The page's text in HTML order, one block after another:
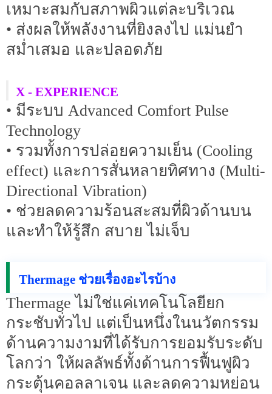
เหมาะสมกับสภาพผิวแต่ละบริเวณ
• ส่งผลให้พลังงานที่ยิงลงไป แม่นยำ
สม่ำเสมอ และปลอดภัย
X - EXPERIENCE
• มีระบบ Advanced Comfort Pulse
Technology
• รวมทั้งการปล่อยความเย็น (Cooling
effect) และการสั่นหลายทิศทาง (Multi-
Directional Vibration)
• ช่วยลดความร้อนสะสมที่ผิวด้านบน
และทำให้รู้สึก สบาย ไม่เจ็บ
Thermage ช่วยเรื่องอะไรบ้าง
Thermage ไม่ใช่แค่เทคโนโลยียก
กระชับทั่วไป แต่เป็นหนึ่งในนวัตกรรม
ด้านความงามที่ได้รับการยอมรับระดับ
โลกว่า ให้ผลลัพธ์ทั้งด้านการฟื้นฟูผิว
กระตุ้นคอลลาเจน และลดความหย่อน